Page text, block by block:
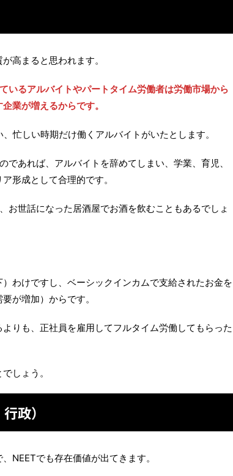
高まると思われます。
いるアルバイトやパートタイム労働者は労働市場から
業が増えるからです。
忙しい時期だけ働くアルバイトがいたとします。
あれば、アルバイトを辞めてしまい、学業、育児、
形成として合理的です。
お世話になった居酒屋でお酒を飲むこともあるでしょ
わけですし、ベーシックインカムで支給されたお金を
が増加）からです。
りも、正社員を雇用してフルタイム労働してもらった
しょう。
政）
NEETでも存在価値が出てきます。